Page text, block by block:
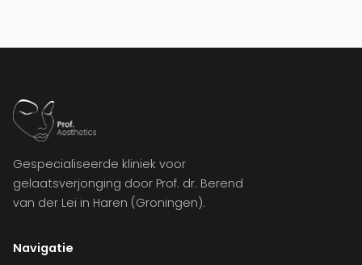
Gespecialiseerde kliniek voor
gelaatsverjonging door Prof. dr. Berend
van der Lei in Haren (Groningen).
Navigatie